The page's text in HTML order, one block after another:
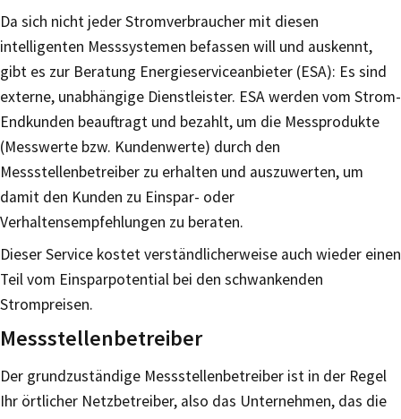
Da sich nicht jeder Stromverbraucher mit diesen
intelligenten Messsystemen befassen will und auskennt,
gibt es zur Beratung Energieserviceanbieter (ESA): Es sind
externe, unabhängige Dienstleister. ESA werden vom Strom-
Endkunden beauftragt und bezahlt, um die Messprodukte
(Messwerte bzw. Kundenwerte) durch den
Messstellenbetreiber zu erhalten und auszuwerten, um
damit den Kunden zu Einspar- oder
Verhaltensempfehlungen zu beraten.
Dieser Service kostet verständlicherweise auch wieder einen
Teil vom Einsparpotential bei den schwankenden
Strompreisen.
Messstellenbetreiber
Der grundzuständige Messstellenbetreiber ist in der Regel
Ihr örtlicher Netzbetreiber, also das Unternehmen, das die